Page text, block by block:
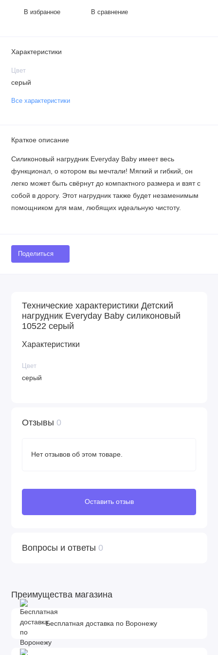
В избранное В сравнение
Характеристики
Цвет
серый
Все характеристики
Краткое описание
Силиконовый нагрудник Everyday Baby имеет весь
функционал, о котором вы мечтали! Мягкий и гибкий, он
легко может быть свёрнут до компактного размера и взят с
собой в дорогу. Этот нагрудник также будет незаменимым
помощником для мам, любящих идеальную чистоту.
Поделиться
Технические характеристики Детский
нагрудник Everyday Baby силиконовый
10522 серый
Характеристики
Цвет
серый
Отзывы 0
Нет отзывов об этом товаре.
Оставить отзыв
Вопросы и ответы 0
Преимущества магазина
Бесплатная доставка по Воронежу